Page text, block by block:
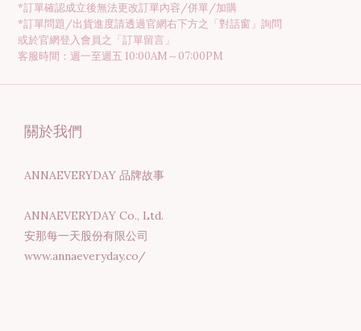
*訂單確認成立後無法更改訂單內容/併單/加購
*訂單問題/出貨進度請透過官網右下方之「對話窗」詢問
或於官網登入會員之「訂單留言」
客服時間：週一至週五 10:00AM～07:00PM
關於我們
ANNAEVERYDAY 品牌故事
ANNAEVERYDAY Co., Ltd.
安那每一天股份有限公司
www.annaeveryday.co/